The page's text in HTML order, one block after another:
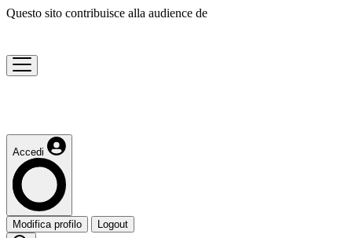
Questo sito contribuisce alla audience de
Accedi
Modifica profilo Logout